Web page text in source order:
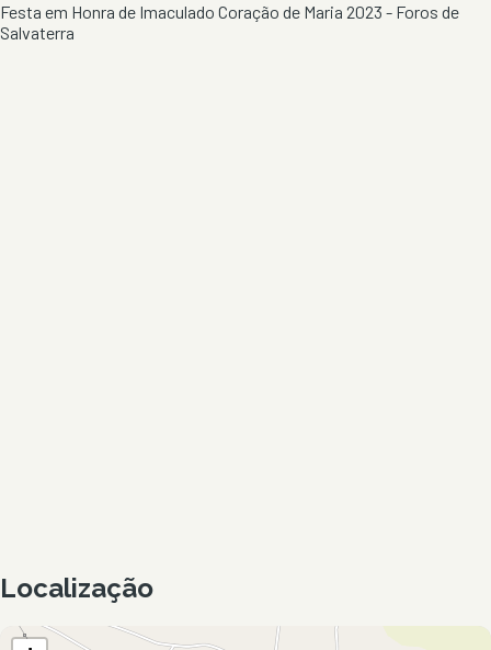
Festa em Honra de Imaculado Coração de Maria 2023 - Foros de
Salvaterra
Localização